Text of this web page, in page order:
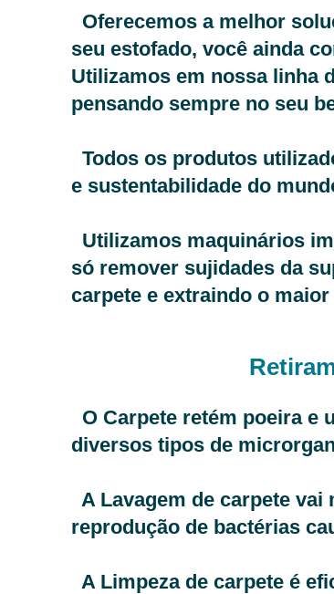
Oferecemos a melhor
seu estofado, você ainda
Utilizamos em nossa linha
pensando sempre no seu
Todos os produtos
e sustentabilidade do
Utilizamos maquinários
só remover sujidades da
carpete e extraindo o
O Carpete retém poeira e
diversos tipos de
A Lavagem de carpete
reprodução de bactérias
A Limpeza de carpete é